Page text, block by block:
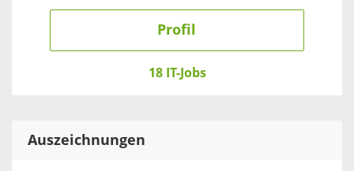
Profil
18 IT-Jobs
Auszeichnungen